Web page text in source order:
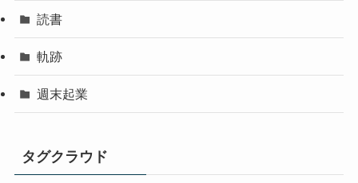
読書
軌跡
週末起業
タグクラウド